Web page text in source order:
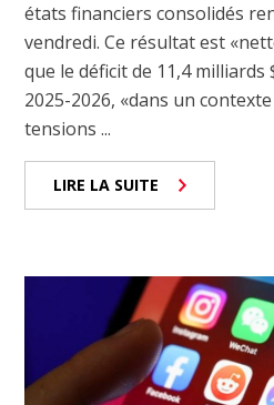
états financiers consolidés
vendredi. Ce résultat est
que le déficit de 11,4
2025-2026, «dans un
tensions ...
LIRE LA SUITE